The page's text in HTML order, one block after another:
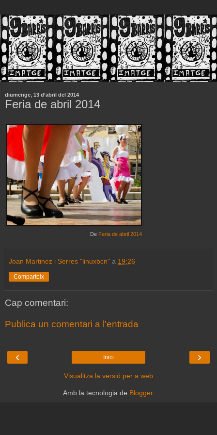
diumenge, 13 d’abril del 2014
Feria de abril 2014
De Feria de abril 2014
Joan Martinez i Serres "linuxbcn" a 19:26
Comparteix
Cap comentari:
Publica un comentari a l'entrada
‹ ›
Inici
Visualitza la versió per a web
Amb la tecnologia de Blogger.